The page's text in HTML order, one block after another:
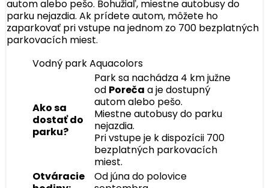
autom alebo pešo. Bohužiaľ, miestne autobusy do
parku nejazdia. Ak prídete autom, môžete ho
zaparkovať pri vstupe na jednom zo 700 bezplatných
parkovacích miest.
Vodný park Aquacolors
Ako sa
dostať do
parku?
Park sa nachádza 4 km južne
od Poreča a je dostupný
autom alebo pešo.
Miestne autobusy do parku
nejazdia.
Pri vstupe je k dispozícii 700
bezplatných parkovacích
miest.
Otváracie
Od júna do polovice